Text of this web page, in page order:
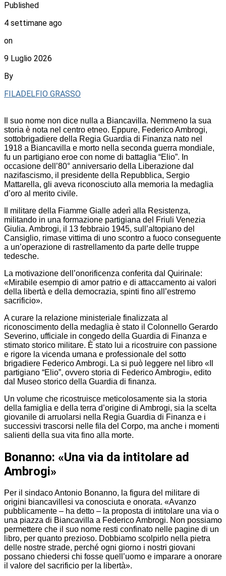
Published
4 settimane ago
on
9 Luglio 2026
By
FILADELFIO GRASSO
Il suo nome non dice nulla a Biancavilla. Nemmeno la sua
storia è nota nel centro etneo. Eppure, Federico Ambrogi,
sottobrigadiere della Regia Guardia di Finanza nato nel
1918 a Biancavilla e morto nella seconda guerra mondiale,
fu un partigiano eroe con nome di battaglia “Elio”. In
occasione dell’80° anniversario della Liberazione dal
nazifascismo, il presidente della Repubblica, Sergio
Mattarella, gli aveva riconosciuto alla memoria la medaglia
d’oro al merito civile.
Il militare della Fiamme Gialle aderì alla Resistenza,
militando in una formazione partigiana del Friuli Venezia
Giulia. Ambrogi, il 13 febbraio 1945, sull’altopiano del
Cansiglio, rimase vittima di uno scontro a fuoco conseguente
a un’operazione di rastrellamento da parte delle truppe
tedesche.
La motivazione dell’onorificenza conferita dal Quirinale:
«Mirabile esempio di amor patrio e di attaccamento ai valori
della libertà e della democrazia, spinti fino all’estremo
sacrificio».
A curare la relazione ministeriale finalizzata al
riconoscimento della medaglia è stato il Colonnello Gerardo
Severino, ufficiale in congedo della Guardia di Finanza e
stimato storico militare. È stato lui a ricostruire con passione
e rigore la vicenda umana e professionale del sotto
brigadiere Federico Ambrogi. La si può leggere nel libro «Il
partigiano “Elio”, ovvero storia di Federico Ambrogi», edito
dal Museo storico della Guardia di finanza.
Un volume che ricostruisce meticolosamente sia la storia
della famiglia e della terra d’origine di Ambrogi, sia la scelta
giovanile di arruolarsi nella Regia Guardia di Finanza e i
successivi trascorsi nelle fila del Corpo, ma anche i momenti
salienti della sua vita fino alla morte.
Bonanno: «Una via da intitolare ad
Ambrogi»
Per il sindaco Antonio Bonanno, la figura del militare di
origini biancavillesi va conosciuta e onorata. «Avanzo
pubblicamente – ha detto – la proposta di intitolare una via o
una piazza di Biancavilla a Federico Ambrogi. Non possiamo
permettere che il suo nome resti confinato nelle pagine di un
libro, per quanto prezioso. Dobbiamo scolpirlo nella pietra
delle nostre strade, perché ogni giorno i nostri giovani
possano chiedersi chi fosse quell’uomo e imparare a onorare
il valore del sacrificio per la libertà».